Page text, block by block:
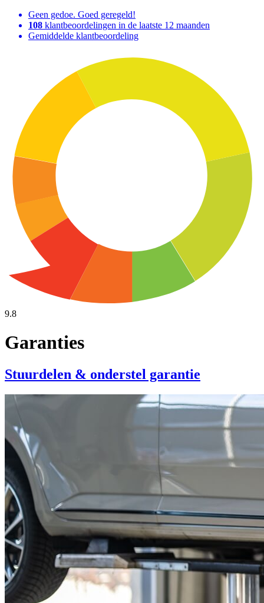
Geen gedoe. Goed geregeld!
108 klantbeoordelingen in de laatste 12 maanden
Gemiddelde klantbeoordeling
9.8
Garanties
Stuurdelen & onderstel garantie